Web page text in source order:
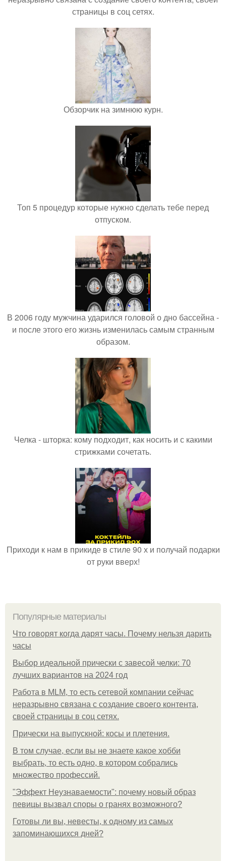
страницы в соц сетях.
Обзорчик на зимнюю курн.
Топ 5 процедур которые нужно сделать тебе перед
отпуском.
В 2006 году мужчина ударился головой о дно бассейна -
и после этого его жизнь изменилась самым странным
образом.
Челка - шторка: кому подходит, как носить и с какими
стрижками сочетать.
Приходи к нам в прикиде в стиле 90 х и получай подарки
от руки вверх!
Популярные материалы
Что говорят когда дарят часы. Почему нельзя дарить
часы
Выбор идеальной прически с завесой челки: 70
лучших вариантов на 2024 год
Работа в MLM, то есть сетевой компании сейчас
неразрывно связана с создание своего контента,
своей страницы в соц сетях.
Прически на выпускной: косы и плетения.
В том случае, если вы не знаете какое хобби
выбрать, то есть одно, в котором собрались
множество профессий.
"Эффект Неузнаваемости": почему новый образ
певицы вызвал споры о гранях возможного?
Готовы ли вы, невесты, к одному из самых
запоминающихся дней?